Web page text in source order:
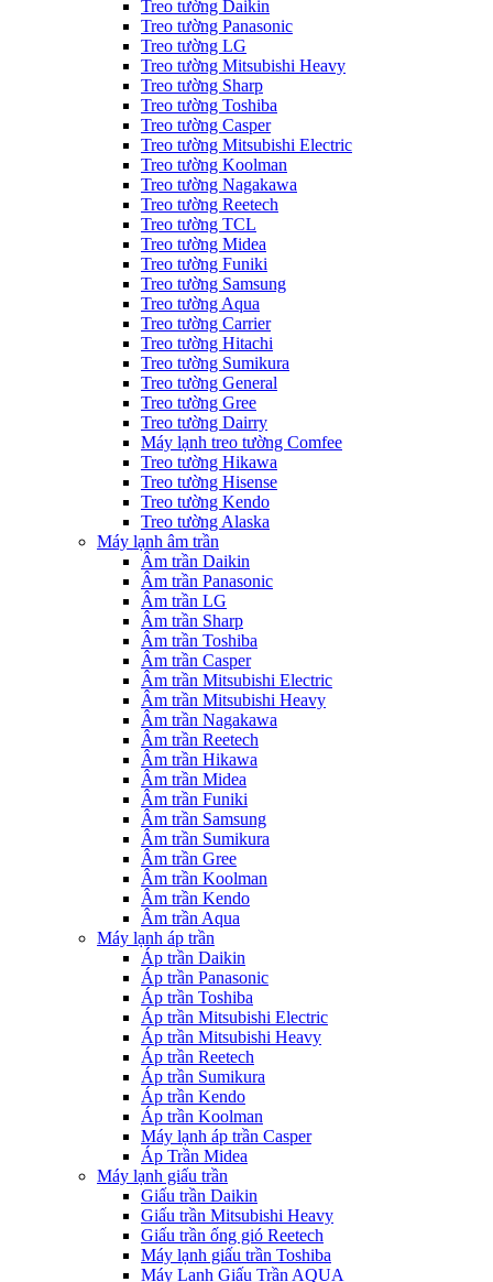
Treo tường Daikin
Treo tường Panasonic
Treo tường LG
Treo tường Mitsubishi Heavy
Treo tường Sharp
Treo tường Toshiba
Treo tường Casper
Treo tường Mitsubishi Electric
Treo tường Koolman
Treo tường Nagakawa
Treo tường Reetech
Treo tường TCL
Treo tường Midea
Treo tường Funiki
Treo tường Samsung
Treo tường Aqua
Treo tường Carrier
Treo tường Hitachi
Treo tường Sumikura
Treo tường General
Treo tường Gree
Treo tường Dairry
Máy lạnh treo tường Comfee
Treo tường Hikawa
Treo tường Hisense
Treo tường Kendo
Treo tường Alaska
Máy lạnh âm trần
Âm trần Daikin
Âm trần Panasonic
Âm trần LG
Âm trần Sharp
Âm trần Toshiba
Âm trần Casper
Âm trần Mitsubishi Electric
Âm trần Mitsubishi Heavy
Âm trần Nagakawa
Âm trần Reetech
Âm trần Hikawa
Âm trần Midea
Âm trần Funiki
Âm trần Samsung
Âm trần Sumikura
Âm trần Gree
Âm trần Koolman
Âm trần Kendo
Âm trần Aqua
Máy lạnh áp trần
Áp trần Daikin
Áp trần Panasonic
Áp trần Toshiba
Áp trần Mitsubishi Electric
Áp trần Mitsubishi Heavy
Áp trần Reetech
Áp trần Sumikura
Áp trần Kendo
Áp trần Koolman
Máy lạnh áp trần Casper
Áp Trần Midea
Máy lạnh giấu trần
Giấu trần Daikin
Giấu trần Mitsubishi Heavy
Giấu trần ống gió Reetech
Máy lạnh giấu trần Toshiba
Máy Lạnh Giấu Trần AQUA